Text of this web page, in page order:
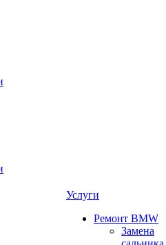
Услуги
Ремонт BMW
Замена